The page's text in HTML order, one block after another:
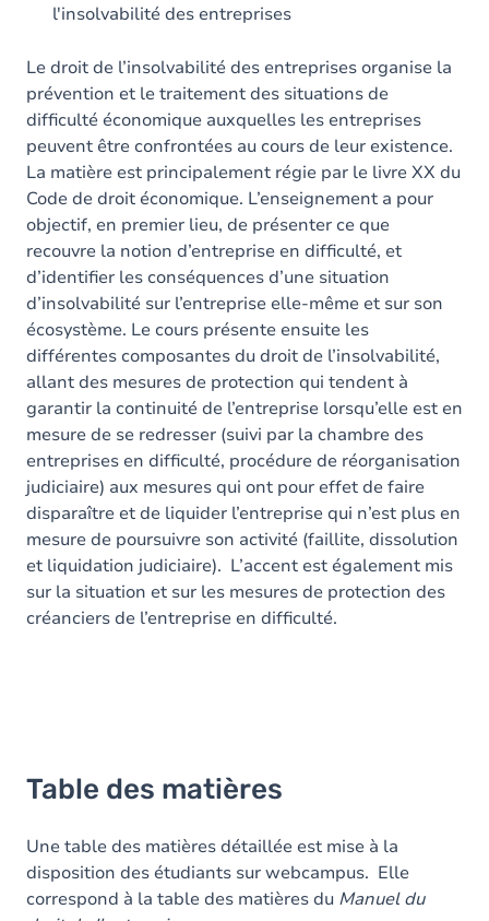
l'insolvabilité des entreprises
Le droit de l’insolvabilité des entreprises organise la
prévention et le traitement des situations de
difficulté économique auxquelles les entreprises
peuvent être confrontées au cours de leur existence.
La matière est principalement régie par le livre XX du
Code de droit économique. L’enseignement a pour
objectif, en premier lieu, de présenter ce que
recouvre la notion d’entreprise en difficulté, et
d’identifier les conséquences d’une situation
d’insolvabilité sur l’entreprise elle-même et sur son
écosystème. Le cours présente ensuite les
différentes composantes du droit de l’insolvabilité,
allant des mesures de protection qui tendent à
garantir la continuité de l’entreprise lorsqu’elle est en
mesure de se redresser (suivi par la chambre des
entreprises en difficulté, procédure de réorganisation
judiciaire) aux mesures qui ont pour effet de faire
disparaître et de liquider l’entreprise qui n’est plus en
mesure de poursuivre son activité (faillite, dissolution
et liquidation judiciaire). L’accent est également mis
sur la situation et sur les mesures de protection des
créanciers de l’entreprise en difficulté.
Table des matières
Une table des matières détaillée est mise à la
disposition des étudiants sur webcampus. Elle
correspond à la table des matières du Manuel du